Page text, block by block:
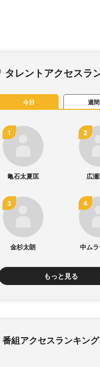
タレントアクセスラ
今日 週間
亀石太夏匡 広
金杉太朗 中ム
もっと見る
番組アクセスランキング